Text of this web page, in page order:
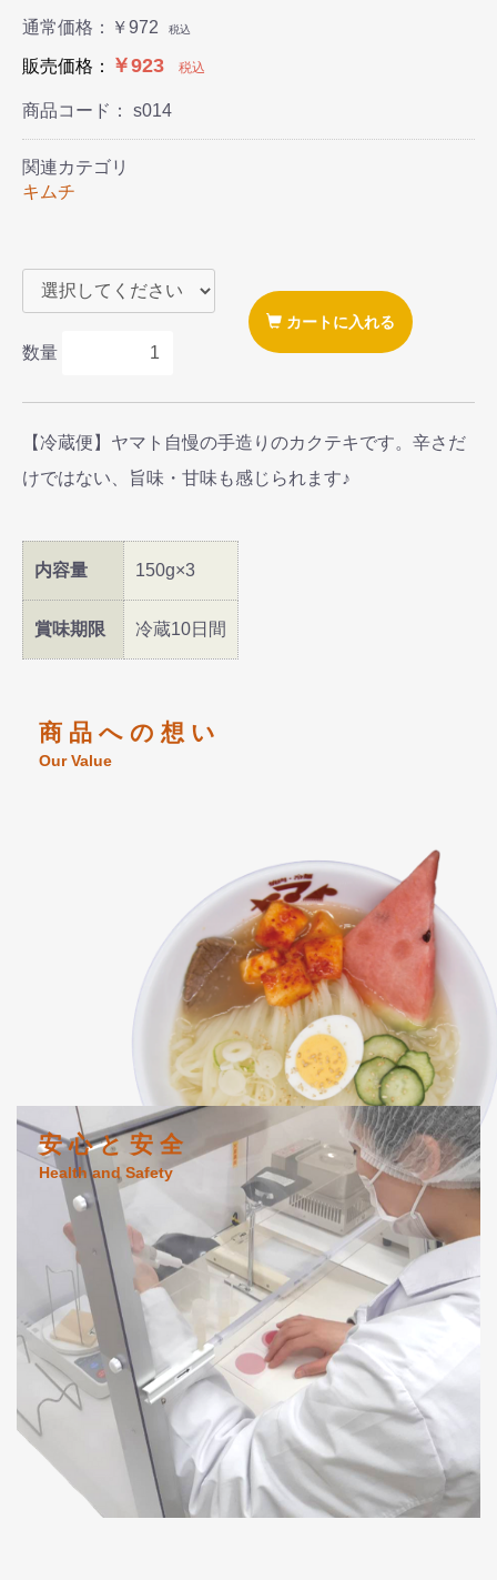
通常価格： ￥972 税込
販売価格： ￥923 税込
商品コード： s014
関連カテゴリ
キムチ
数量
カートに入れる
【冷蔵便】ヤマト自慢の手造りのカクテキです。辛さだ
けではない、旨味・甘味も感じられます♪
内容量 150g×3
賞味期限 冷蔵10日間
商 品 へ の 想 い
Our Value
安 心 と 安 全
Health and Safety